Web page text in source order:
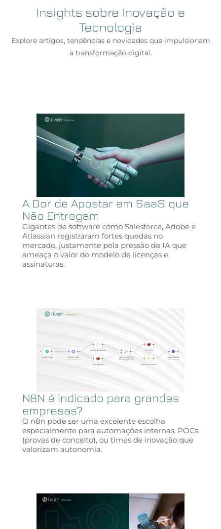
Insights sobre Inovação e
Tecnologia
Explore artigos, tendências e novidades que impulsionam
a transformação digital.
A Dor de Apostar em SaaS que
Não Entregam
Gigantes de software como Salesforce, Adobe e
Atlassian registraram fortes quedas no
mercado, justamente pela pressão da IA que
ameaça o valor do modelo de licenças e
assinaturas.
N8N é indicado para grandes
empresas?
O n8n pode ser uma excelente escolha
especialmente para automações internas, POCs
(provas de conceito), ou times de inovação que
valorizam autonomia.